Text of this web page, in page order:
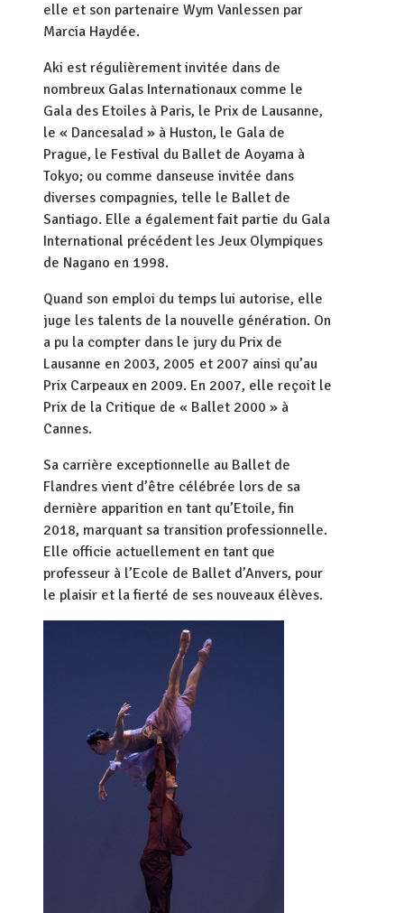
elle et son partenaire Wym Vanlessen par
Marcia Haydée.
Aki est régulièrement invitée dans de
nombreux Galas Internationaux comme le
Gala des Etoiles à Paris, le Prix de Lausanne,
le « Dancesalad » à Huston, le Gala de
Prague, le Festival du Ballet de Aoyama à
Tokyo; ou comme danseuse invitée dans
diverses compagnies, telle le Ballet de
Santiago. Elle a également fait partie du Gala
International précédent les Jeux Olympiques
de Nagano en 1998.
Quand son emploi du temps lui autorise, elle
juge les talents de la nouvelle génération. On
a pu la compter dans le jury du Prix de
Lausanne en 2003, 2005 et 2007 ainsi qu’au
Prix Carpeaux en 2009. En 2007, elle reçoit le
Prix de la Critique de « Ballet 2000 » à
Cannes.
Sa carrière exceptionnelle au Ballet de
Flandres vient d’être célébrée lors de sa
dernière apparition en tant qu’Etoile, fin
2018, marquant sa transition professionnelle.
Elle officie actuellement en tant que
professeur à l’Ecole de Ballet d’Anvers, pour
le plaisir et la fierté de ses nouveaux élèves.